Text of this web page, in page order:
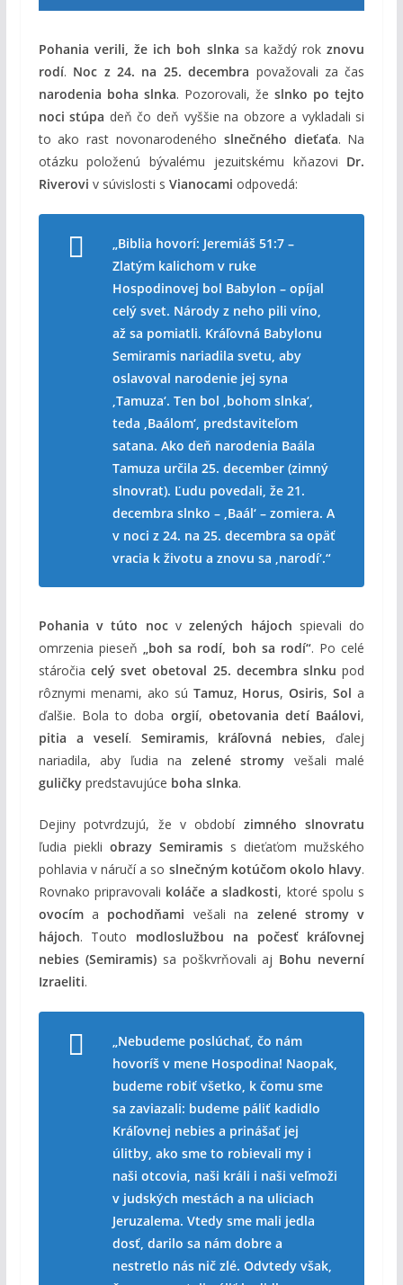
Pohania verili, že ich boh slnka sa každý rokznovu
rodí. Noc z 24. na 25. decembra považovali za čas
narodenia boha slnka. Pozorovali, žeslnko po tejto
noci stúpa deň čo deň vyššie na obzore a vykladali si
to ako rast novonarodeného slnečného dieťaťa. Na
otázku položenú bývalému jezuitskému kňazovi Dr.
Riverovi v súvislosti s Vianocami odpovedá:
„Biblia hovorí: Jeremiáš 51:7 –
Zlatým kalichom v ruke
Hospodinovej bol Babylon – opíjal
celý svet. Národy z neho pili víno,
až sa pomiatli. Kráľovná Babylonu
Semiramis nariadila svetu, aby
oslavoval narodenie jej syna
‚Tamuza‘. Ten bol ‚bohom slnka‘,
teda ‚Baálom‘, predstaviteľom
satana. Ako deň narodenia Baála
Tamuza určila 25. december (zimný
slnovrat). Ľudu povedali, že 21.
decembra slnko – ‚Baál‘ – zomiera. A
v noci z 24. na 25. decembra sa opäť
vracia k životu a znovu sa ‚narodí‘.“
Pohania v túto nocvzelených hájoch spievali do
omrzenia pieseň„boh sa rodí, boh sa rodí“. Po celé
stáročia celý svet obetoval 25. decembra slnku pod
rôznymi menami, ako sú Tamuz, Horus,Osiris,Sol a
ďalšie. Bola to doba orgií, obetovania detí Baálovi,
pitia a veselí. Semiramis, kráľovná nebies, ďalej
nariadila, aby ľudia na zelené stromy vešali malé
guličkypredstavujúce boha slnka.
Dejiny potvrdzujú, že v období zimného slnovratu
ľudia piekli obrazy Semiramis s dieťaťom mužského
pohlavia v náručí a so slnečným kotúčom okolo hlavy.
Rovnako pripravovali koláče a sladkosti, ktoré spolu s
ovocíma pochodňami vešali na zelené stromy v
hájoch. Touto modloslužbou na počesť kráľovnej
nebies (Semiramis)sa poškvrňovali aj Bohu neverní
Izraeliti.
„Nebudeme poslúchať, čo nám
hovoríš v mene Hospodina! Naopak,
budeme robiť všetko, k čomu sme
sa zaviazali: budeme páliť kadidlo
Kráľovnej nebies a prinášať jej
úlitby, ako sme to robievali my i
naši otcovia, naši králi i naši veľmoži
v judských mestách a na uliciach
Jeruzalema. Vtedy sme mali jedla
dosť, darilo sa nám dobre a
nestretlo nás nič zlé. Odvtedy však,